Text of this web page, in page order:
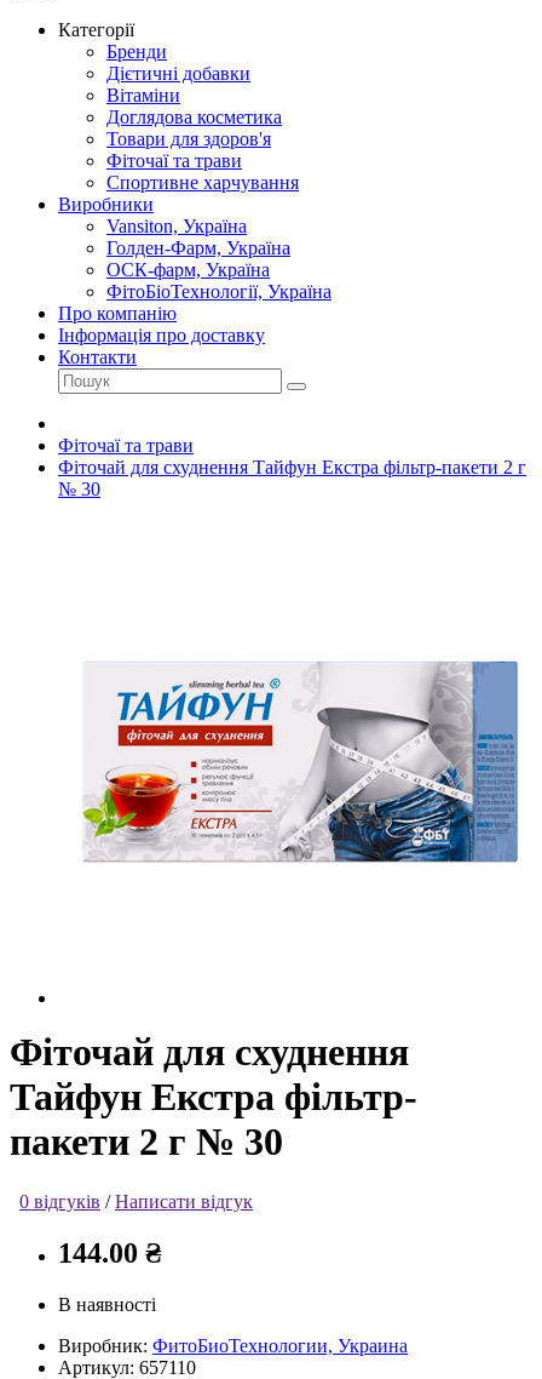
Категорії
Бренди
Дієтичні добавки
Вітаміни
Доглядова косметика
Товари для здоров'я
Фіточаї та трави
Спортивне харчування
Виробники
Vansiton, Україна
Голден-Фарм, Україна
ОСК-фарм, Україна
ФітоБіоТехнології, Україна
Про компанію
Інформація про доставку
Контакти
Фіточаї та трави
Фіточай для схуднення Тайфун Екстра фільтр-пакети 2 г
№ 30
Фіточай для схуднення
Тайфун Екстра фільтр-
пакети 2 г № 30
0 відгуків /Написати відгук
144.00 ₴
В наявності
Виробник: ФитоБиоТехнологии, Украина
Артикул: 657110